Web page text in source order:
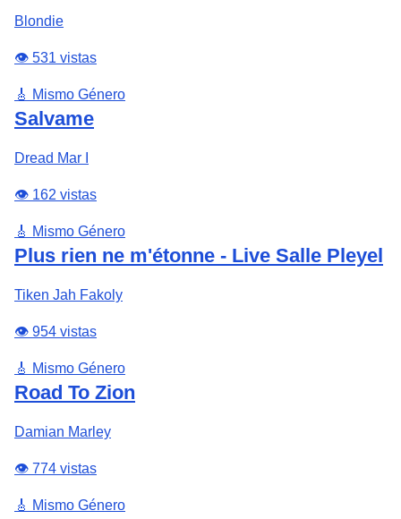
Blondie
👁️ 531 vistas
🎸 Mismo Género
Salvame
Dread Mar I
👁️ 162 vistas
🎸 Mismo Género
Plus rien ne m'étonne - Live Salle Pleyel
Tiken Jah Fakoly
👁️ 954 vistas
🎸 Mismo Género
Road To Zion
Damian Marley
👁️ 774 vistas
🎸 Mismo Género